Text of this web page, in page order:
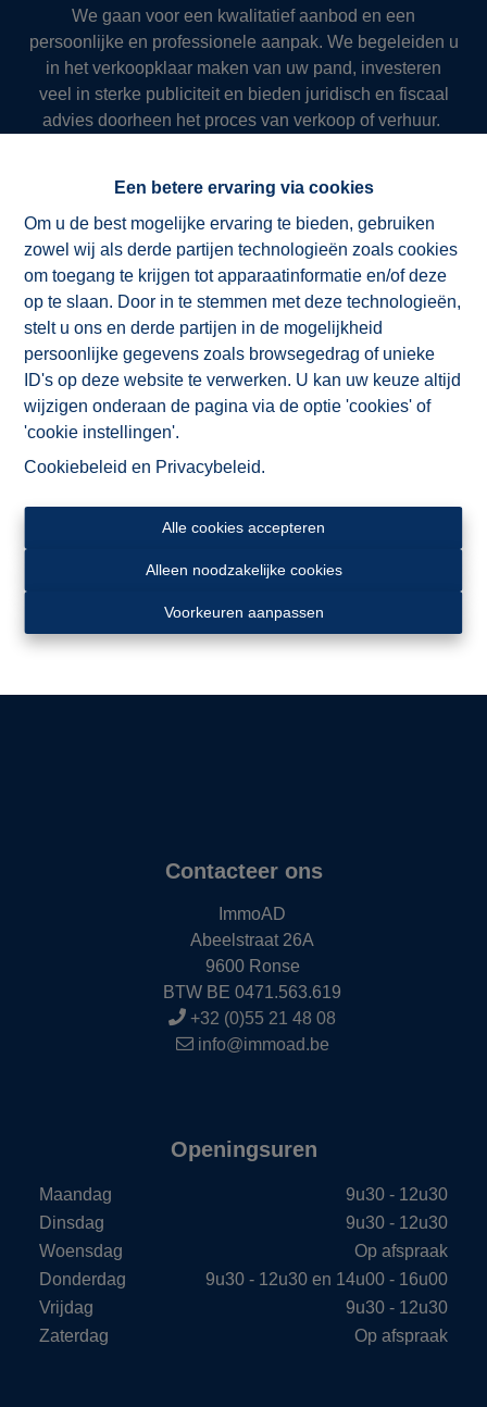
Een betere ervaring via cookies
Om u de best mogelijke ervaring te bieden, gebruiken
zowel wij als derde partijen technologieën zoals cookies
om toegang te krijgen tot apparaatinformatie en/of deze
op te slaan. Door in te stemmen met deze technologieën,
stelt u ons en derde partijen in de mogelijkheid
persoonlijke gegevens zoals browsegedrag of unieke
ID's op deze website te verwerken. U kan uw keuze altijd
wijzigen onderaan de pagina via de optie 'cookies' of
'cookie instellingen'.
Cookiebeleid en Privacybeleid.
Alle cookies accepteren
Alleen noodzakelijke cookies
Voorkeuren aanpassen
We gaan voor een kwalitatief aanbod en een
persoonlijke en professionele aanpak. We begeleiden u
in het verkoopklaar maken van uw pand, investeren
veel in sterke publiciteit en bieden juridisch en fiscaal
advies doorheen het proces van verkoop of verhuur.
NV ImmoAD
Contacteer ons
ImmoAD
Abeelstraat 26A
9600 Ronse
BTW BE 0471.563.619
+32 (0)55 21 48 08
info@immoad.be
Openingsuren
Maandag
9u30 - 12u30
Dinsdag
9u30 - 12u30
Woensdag
Op afspraak
Donderdag
9u30 - 12u30 en 14u00 - 16u00
Vrijdag
9u30 - 12u30
Zaterdag
Op afspraak